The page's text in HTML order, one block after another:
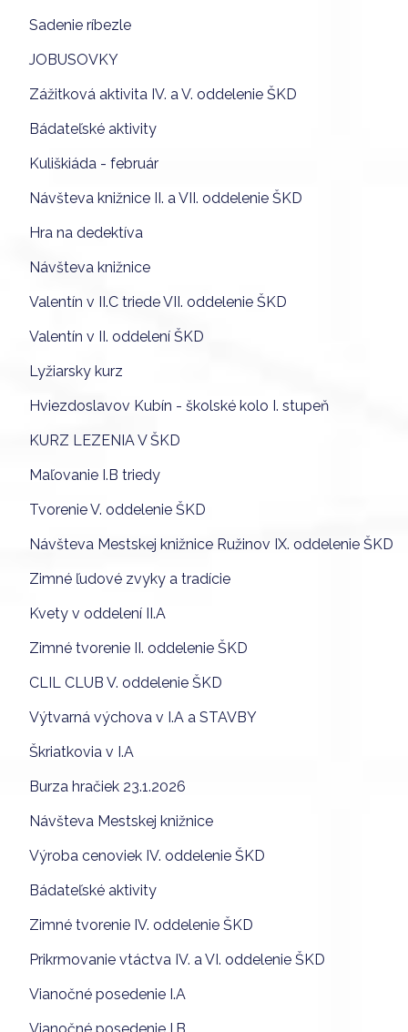
Sadenie ríbezle
JOBUSOVKY
Zážitková aktivita IV. a V. oddelenie ŠKD
Bádateľské aktivity
Kuliškiáda - február
Návšteva knižnice II. a VII. oddelenie ŠKD
Hra na dedektíva
Návšteva knižnice
Valentín v II.C triede VII. oddelenie ŠKD
Valentín v II. oddelení ŠKD
Lyžiarsky kurz
Hviezdoslavov Kubín - školské kolo I. stupeň
KURZ LEZENIA V ŠKD
Maľovanie I.B triedy
Tvorenie V. oddelenie ŠKD
Návšteva Mestskej knižnice Ružinov IX. oddelenie ŠKD
Zimné ľudové zvyky a tradície
Kvety v oddelení II.A
Zimné tvorenie II. oddelenie ŠKD
CLIL CLUB V. oddelenie ŠKD
Výtvarná výchova v I.A a STAVBY
Škriatkovia v I.A
Burza hračiek 23.1.2026
Návšteva Mestskej knižnice
Výroba cenoviek IV. oddelenie ŠKD
Bádateľské aktivity
Zimné tvorenie IV. oddelenie ŠKD
Prikrmovanie vtáctva IV. a VI. oddelenie ŠKD
Vianočné posedenie I.A